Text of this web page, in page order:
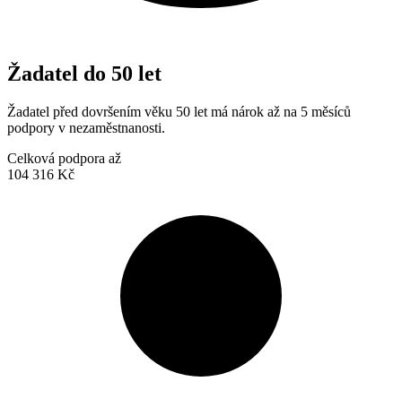
Žadatel do 50 let
Žadatel před dovršením věku 50 let má nárok až na 5 měsíců
podpory v nezaměstnanosti.
Celková podpora až
104 316 Kč